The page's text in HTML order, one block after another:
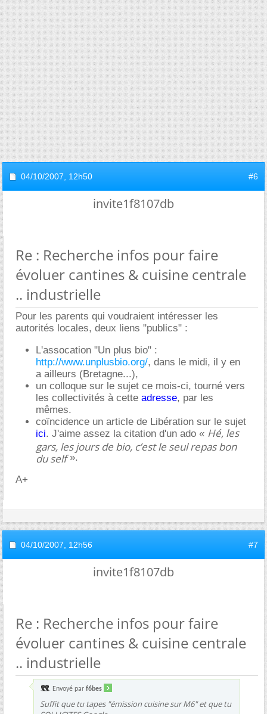
04/10/2007, 12h50 #6
invite1f8107db
Re : Recherche infos pour faire
évoluer cantines & cuisine centrale
.. industrielle
Pour les parents qui voudraient intéresser les
autorités locales, deux liens "publics" :
L'assocation "Un plus bio" :
http://www.unplusbio.org/, dans le midi, il y en
a ailleurs (Bretagne...),
un colloque sur le sujet ce mois-ci, tourné vers
les collectivités à cette adresse, par les
mêmes.
coïncidence un article de Libération sur le sujet
ici. J'aime assez la citation d'un ado « Hé, les
gars, les jours de bio, c’est le seul repas bon
du self».
A+
04/10/2007, 12h56 #7
invite1f8107db
Re : Recherche infos pour faire
évoluer cantines & cuisine centrale
.. industrielle
Envoyé par f6bes
Suffit que tu tapes "émission cuisine sur M6" et que tu